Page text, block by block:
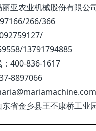
丽亚农业机械股份有限公
266/366
13791794885
：400-836-1617
8897066
省金乡县王丕康桥工业